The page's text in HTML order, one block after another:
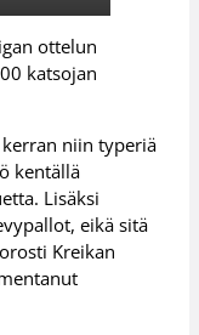
ottelun
katsojan
niin typeriä
kentällä
Lisäksi
eikä sitä
Kreikan